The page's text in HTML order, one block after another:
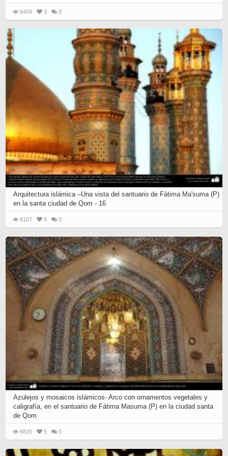
6459 3 0
Arquitectura islámica –Una vista del santuario de Fátima Ma'suma (P)
en la santa ciudad de Qom - 16
8107 8 0
Azulejos y mosaicos islámicos- Arco con ornamentos vegetales y
caligrafía, en el santuario de Fátima Masuma (P) en la ciudad santa
de Qom
6820 5 0